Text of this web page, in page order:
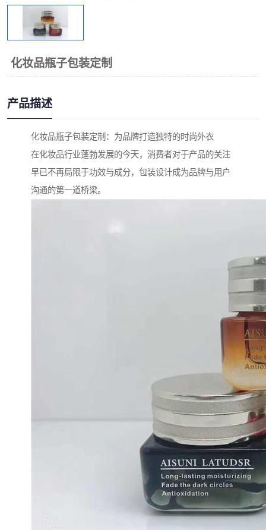
化妆品瓶子包装定制
产品描述
化妆品瓶子包装定制：为品牌打造独特的时尚外衣
在化妆品行业蓬勃发展的今天，消费者对于产品的关注
早已不再局限于功效与成分，包装设计成为品牌与用户
沟通的第一道桥梁。